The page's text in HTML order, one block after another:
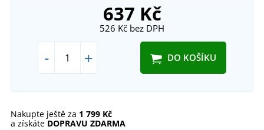
637 Kč
526 Kč bez DPH
- + DO KOŠÍKU
Nakupte ještě za 1 799 Kč
a získáte DOPRAVU ZDARMA